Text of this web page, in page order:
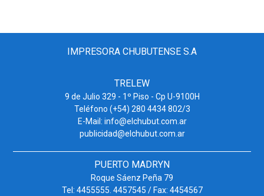
IMPRESORA CHUBUTENSE S.A
TRELEW
9 de Julio 329 - 1º Piso - Cp U-9100H
Teléfono (+54) 280 4434 802/3
E-Mail: info@elchubut.com.ar
publicidad@elchubut.com.ar
PUERTO MADRYN
Roque Sáenz Peña 79
Tel: 4455555. 4457545 / Fax: 4454567